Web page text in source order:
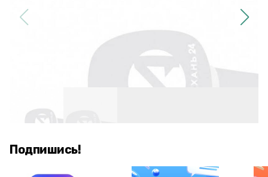
Подпишись!